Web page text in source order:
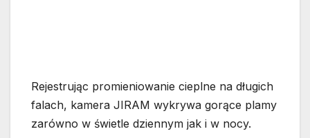
Rejestrując promieniowanie cieplne na długich
falach, kamera JIRAM wykrywa gorące plamy
zarówno w świetle dziennym jak i w nocy.